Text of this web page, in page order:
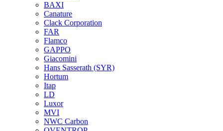
BAXI
Canature
Clack Corporation
FAR
Flamco
GAPPO
Giacomini
Hans Sasserath (SYR)
Hortum
Itap
LD
Luxor
MVI
NWC Carbon